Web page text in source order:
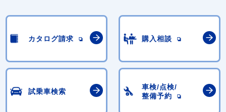
カタログ請求 購入相談
試乗車検索
車検/点検/
整備予約